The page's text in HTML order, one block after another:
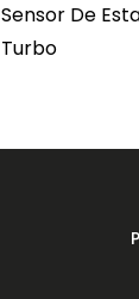
Sensor De
Turbo